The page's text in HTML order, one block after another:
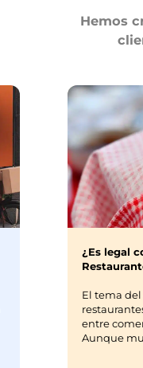
Hemos
¿Es legal
El tema
entre
Aunque